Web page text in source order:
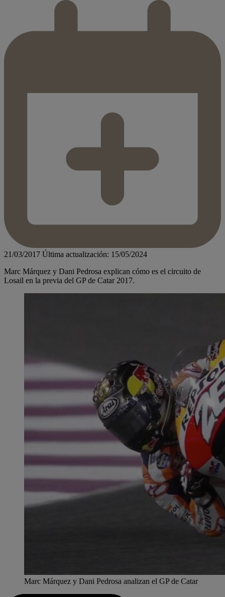
21/03/2017 Última actualización: 15/05/2024
Marc Márquez y Dani Pedrosa explican cómo es el circuito de
Losail en la previa del GP de Catar 2017.
Marc Márquez y Dani Pedrosa analizan el GP de Catar